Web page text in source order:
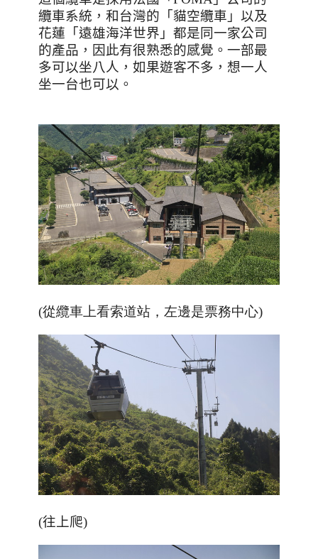
纜車系統，和台灣的「貓空纜車」以及
花蓮「遠雄海洋世界」都是同一家公司
的產品，因此有很熟悉的感覺。一部最
多可以坐八人，如果遊客不多，想一人
坐一台也可以。
(從纜車上看索道站，左邊是票務中心)
(往上爬)